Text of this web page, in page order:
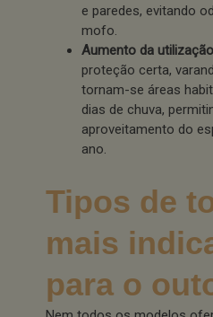
e paredes, evitando
mofo.
Aumento da
proteção certa,
tornam-se áreas
dias de chuva,
aproveitamento do
ano.
Tipos de
mais
para o